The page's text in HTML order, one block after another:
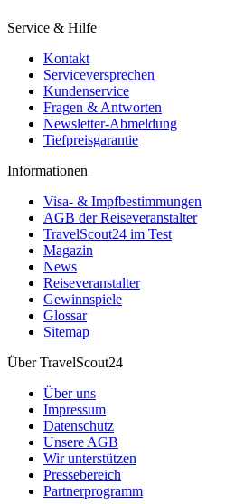
Service & Hilfe
Kontakt
Serviceversprechen
Kundenservice
Fragen & Antworten
Newsletter-Abmeldung
Tiefpreisgarantie
Informationen
Visa- & Impfbestimmungen
AGB der Reiseveranstalter
TravelScout24 im Test
Magazin
News
Reiseveranstalter
Gewinnspiele
Glossar
Sitemap
Über TravelScout24
Über uns
Impressum
Datenschutz
Unsere AGB
Wir unterstützen
Pressebereich
Partnerprogramm